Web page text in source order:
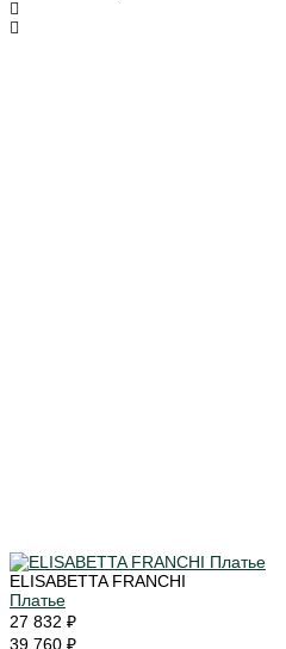
ELISABETTA FRANCHI
Платье
27 832 ₽
39 760 ₽